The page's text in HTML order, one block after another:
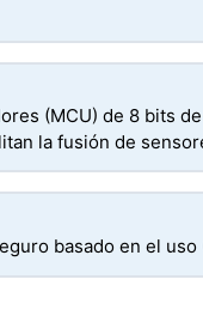
(MCU) de 8 bits
la fusión de
basado en el uso